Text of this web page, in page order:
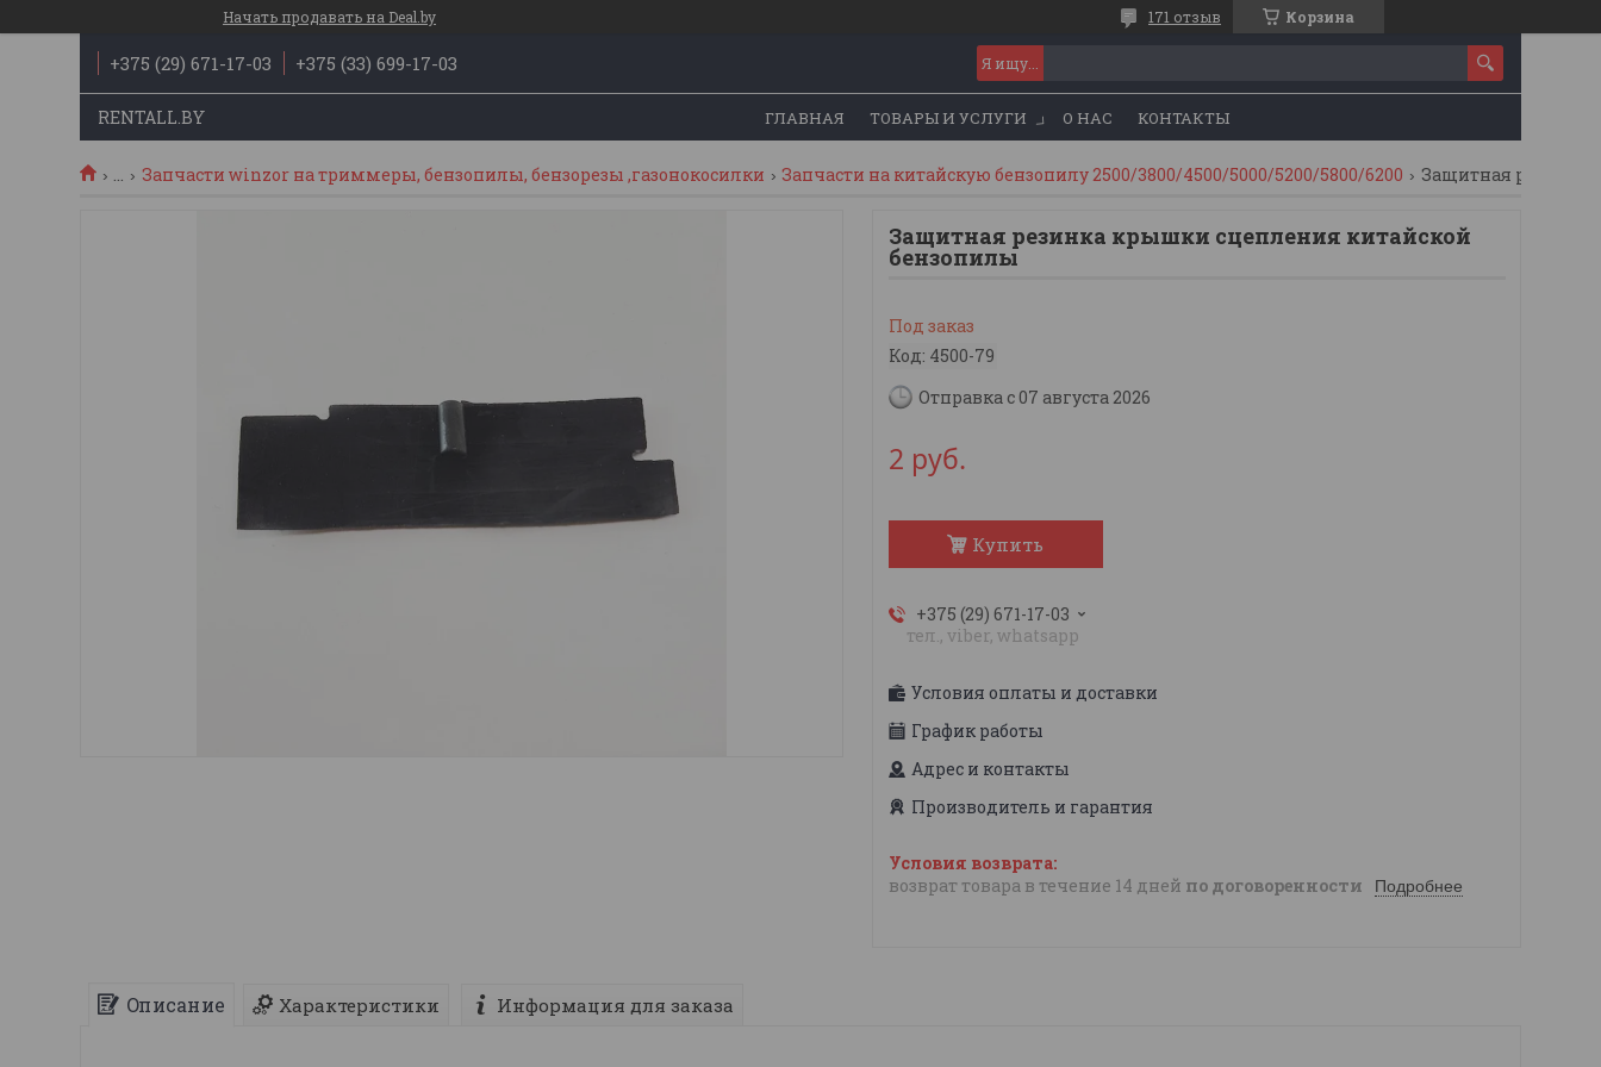
Начать продавать на Deal.by Корзина
171 отзыв
+375 (29) 671-17-03 +375 (33) 699-17-03
RENTALL.BY ГЛАВНАЯ ТОВАРЫ И УСЛУГИ О НАС КОНТАКТЫ
... Запчасти winzor на триммеры, бензопилы, бензорезы ,газонокосилки Запчасти на китайскую бензопилу 2500/3800/4500/5000/5200/5800/6200
Защитная резинка крышки сцепления китайской
бензопилы
Под заказ
Код: 4500-79
Отправка с 07 августа 2026
2 руб.
Купить
+375 (29) 671-17-03
тел., viber, whatsapp
Условия оплаты и доставки
График работы
Адрес и контакты
Производитель и гарантия
возврат товара в течение 14 дней по договоренности Подробнее
Описание Характеристики Информация для заказа